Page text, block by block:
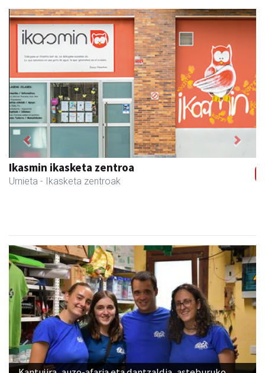
Itxaspe
Urnieta - Frutategiak
Previous Next